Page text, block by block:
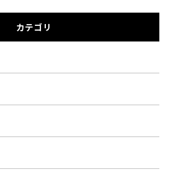
カテゴリ